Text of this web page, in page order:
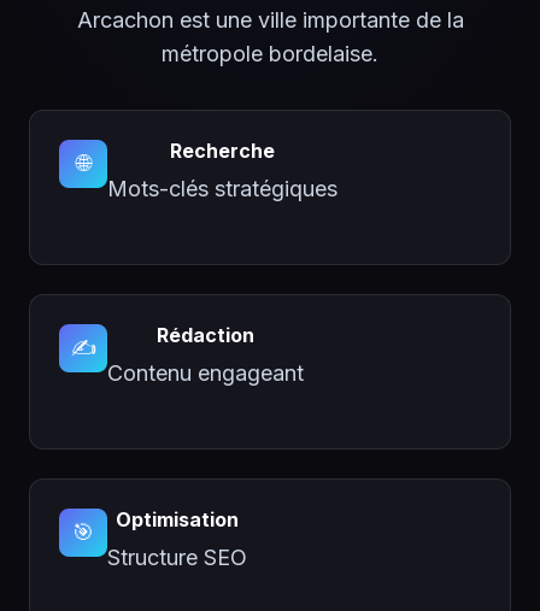
Arcachon est une ville importante de la
métropole bordelaise.
🌐 Recherche
Mots-clés stratégiques
✍️ Rédaction
Contenu engageant
🎯 Optimisation
Structure SEO